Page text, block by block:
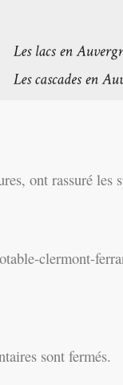
ont rassuré les
clermont-
sont fermés.